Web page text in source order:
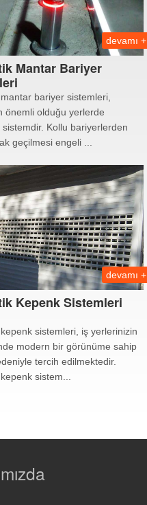
devamı +
Mantar Bariyer
bariyer sistemleri,
önemli olduğu yerlerde
sistemdir. Kollu bariyerlerden
geçilmesi engeli ...
devamı +
Kepenk Sistemleri
sistemleri, iş yerlerinizin
modern bir görünüme sahip
tercih edilmektedir.
sistem...